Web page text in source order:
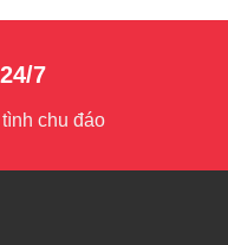
7
chu đáo